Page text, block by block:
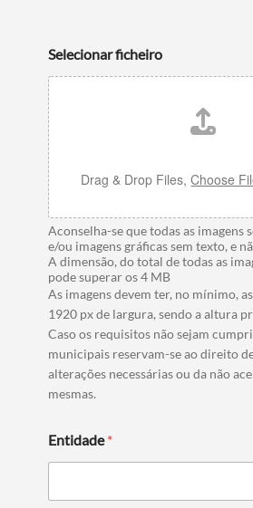
Selecionar ficheiro
Drag & Drop Files,Choose
Aconselha-se que todas as imagens
e/ou imagens gráficas sem texto, e
A dimensão, do total de todas as
pode superar os 4 MB
As imagens devem ter, no mínimo,
1920 px de largura, sendo a altura
Caso os requisitos não sejam
municipais reservam-se ao direito
alterações necessárias ou da não
mesmas.
Entidade*